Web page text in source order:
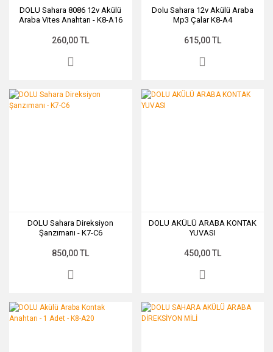
DOLU Sahara 8086 12v Akülü
Araba Vites Anahtarı - K8-A16
260,00 TL
Dolu Sahara 12v Akülü Araba
Mp3 Çalar K8-A4
615,00 TL
DOLU Sahara Direksiyon
Şanzımanı - K7-C6
850,00 TL
DOLU AKÜLÜ ARABA KONTAK
YUVASI
450,00 TL